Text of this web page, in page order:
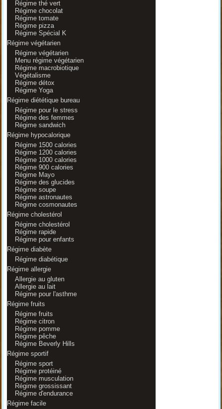
Régime thé vert
Régime chocolat
Régime tomate
Régime pizza
Régime Spécial K
Régime végétarien
Régime végétarien
Menu régime végétarien
Régime macrobiotique
Végétalisme
Régime détox
Régime Yoga
Régime diététique bureau
Régime pour le stress
Régime des femmes
Régime sandwich
Régime hypocalorique
Régime 1500 calories
Régime 1200 calories
Régime 1000 calories
Régime 900 calories
Régime Mayo
Régime des glucides
Régime soupe
Régime astronautes
Régime cosmonautes
Régime cholestérol
Régime cholestérol
Régime rapide
Régime pour enfants
Régime diabète
Régime diabétique
Régime allergie
Allergie au gluten
Allergie au lait
Régime pour l'asthme
Régime fruits
Régime fruits
Régime citron
Régime pomme
Régime pêche
Régime Beverly Hills
Régime sportif
Régime sport
Régime protéiné
Régime musculation
Régime grossissant
Régime d'endurance
Régime facile